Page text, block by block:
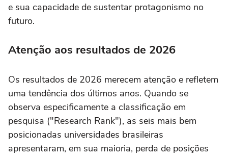
e sua capacidade de sustentar protagonismo no
futuro.
Atenção aos resultados de 2026
Os resultados de 2026 merecem atenção e refletem
uma tendência dos últimos anos. Quando se
observa especificamente a classificação em
pesquisa ("Research Rank"), as seis mais bem
posicionadas universidades brasileiras
apresentaram, em sua maioria, perda de posições